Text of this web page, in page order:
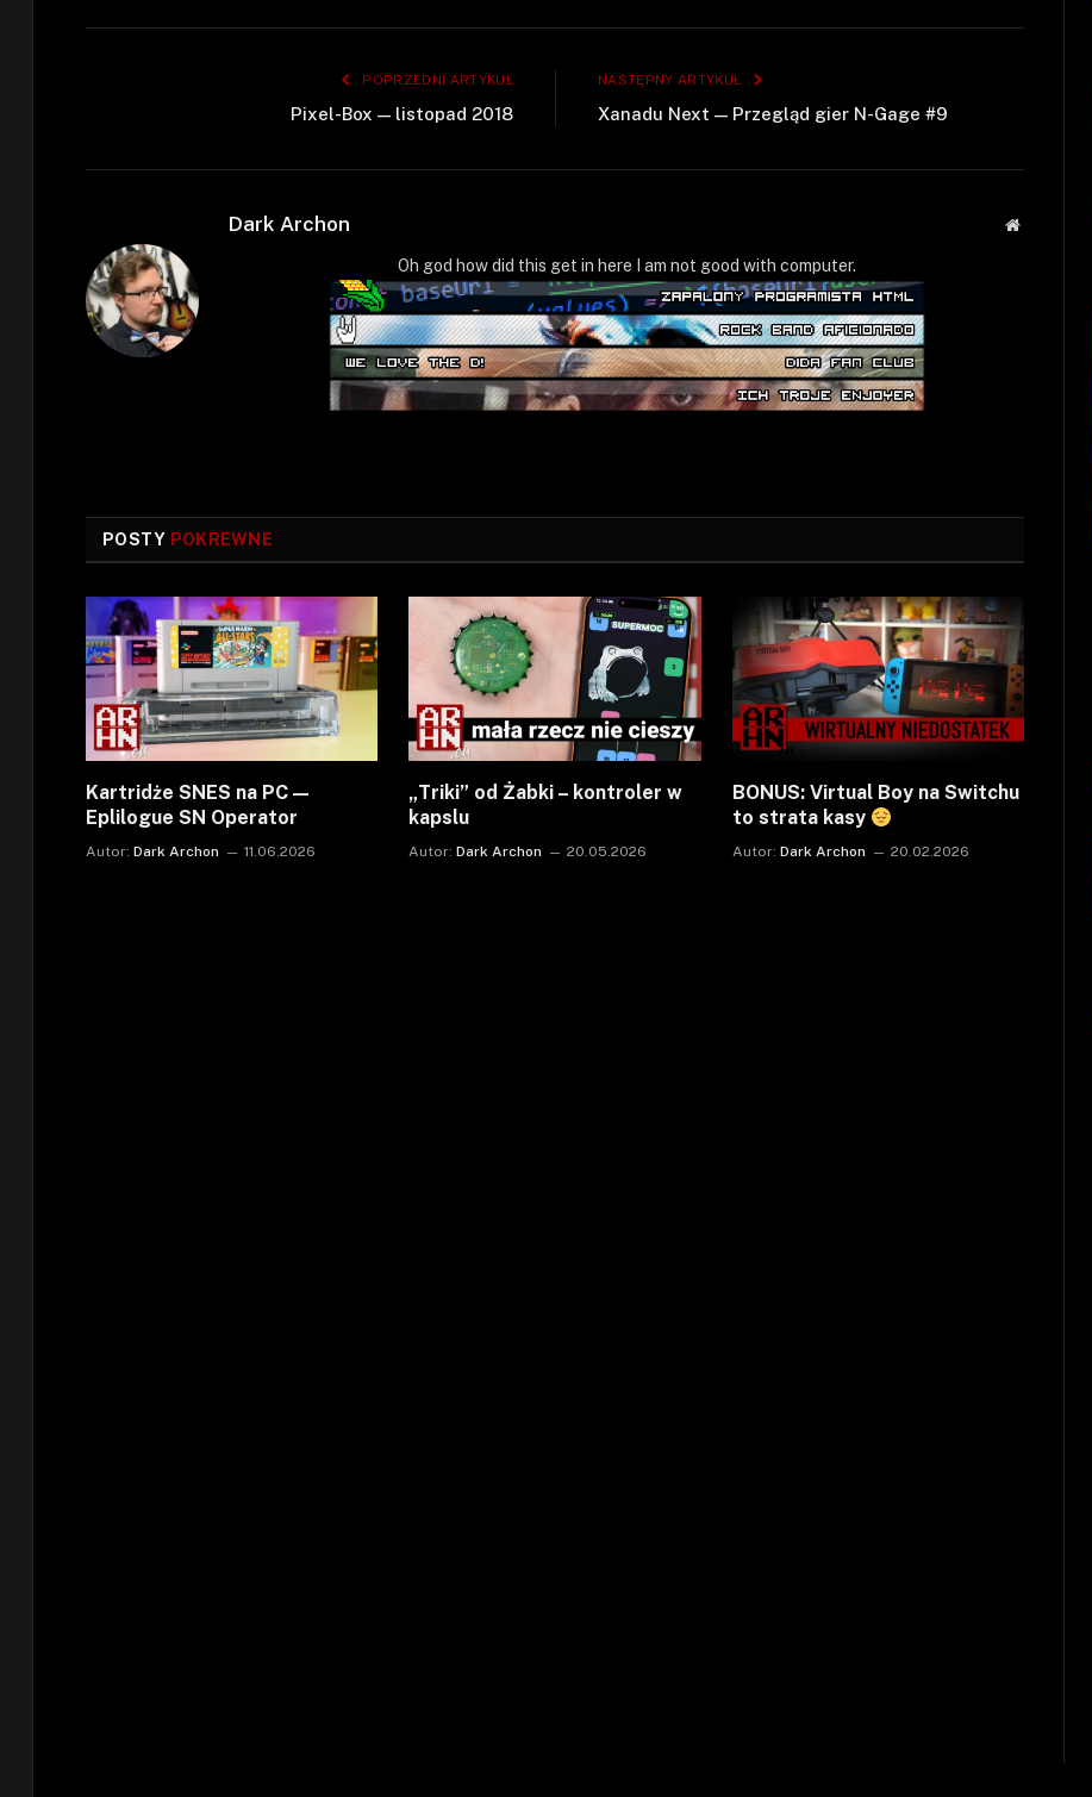
POPRZEDNI ARTYKUŁ
Pixel-Box — listopad 2018
NASTĘPNY ARTYKUŁ
Xanadu Next — Przegląd gier N-Gage #9
Dark Archon
Strona
Oh god how did this get in here I am not good with computer.
POSTY POKREWNE
Kartridże SNES na PC —
Eplilogue SN Operator
Autor: Dark Archon 11.06.2026
„Triki” od Żabki – kontroler w
kapslu
Autor: Dark Archon 20.05.2026
BONUS: Virtual Boy na Switchu
to strata kasy
Autor: Dark Archon 20.02.2026